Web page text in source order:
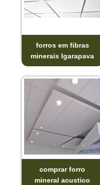
forros em fibras
minerais Igarapava
comprar forro
mineral acustico